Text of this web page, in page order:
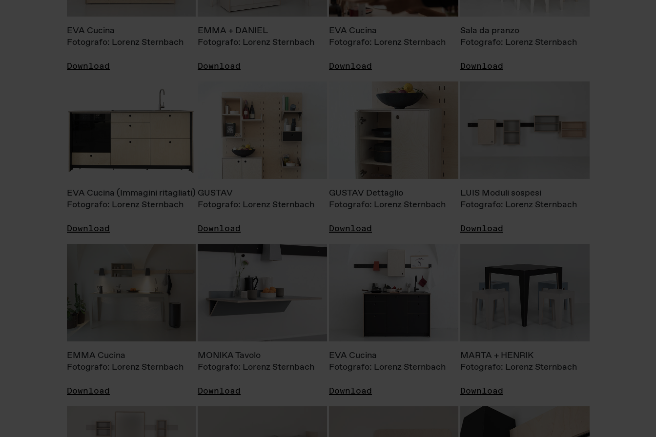
EVA Cucina
Fotografo: Lorenz Sternbach
Download
EMMA + DANIEL
Fotografo: Lorenz Sternbach
Download
EVA Cucina
Fotografo: Lorenz Sternbach
Download
Sala da pranzo
Fotografo: Lorenz Sternbach
Download
EVA Cucina (Immagini ritagliati)
Fotografo: Lorenz Sternbach
Download
GUSTAV
Fotografo: Lorenz Sternbach
Download
GUSTAV Dettaglio
Fotografo: Lorenz Sternbach
Download
LUIS Moduli sospesi
Fotografo: Lorenz Sternbach
Download
EMMA Cucina
Fotografo: Lorenz Sternbach
Download
MONIKA Tavolo
Fotografo: Lorenz Sternbach
Download
EVA Cucina
Fotografo: Lorenz Sternbach
Download
MARTA + HENRIK
Fotografo: Lorenz Sternbach
Download